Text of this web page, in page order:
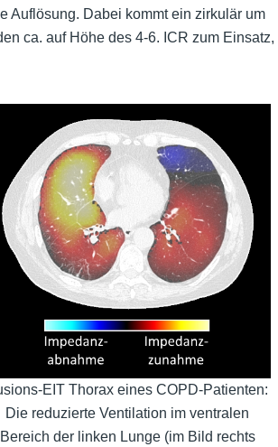
Auflösung. Dabei kommt ein zirkulär um
ca. auf Höhe des 4-6. ICR zum Einsatz,
EIT Thorax eines COPD-Patienten:
Die reduzierte Ventilation im ventralen
Bereich der linken Lunge (im Bild rechts